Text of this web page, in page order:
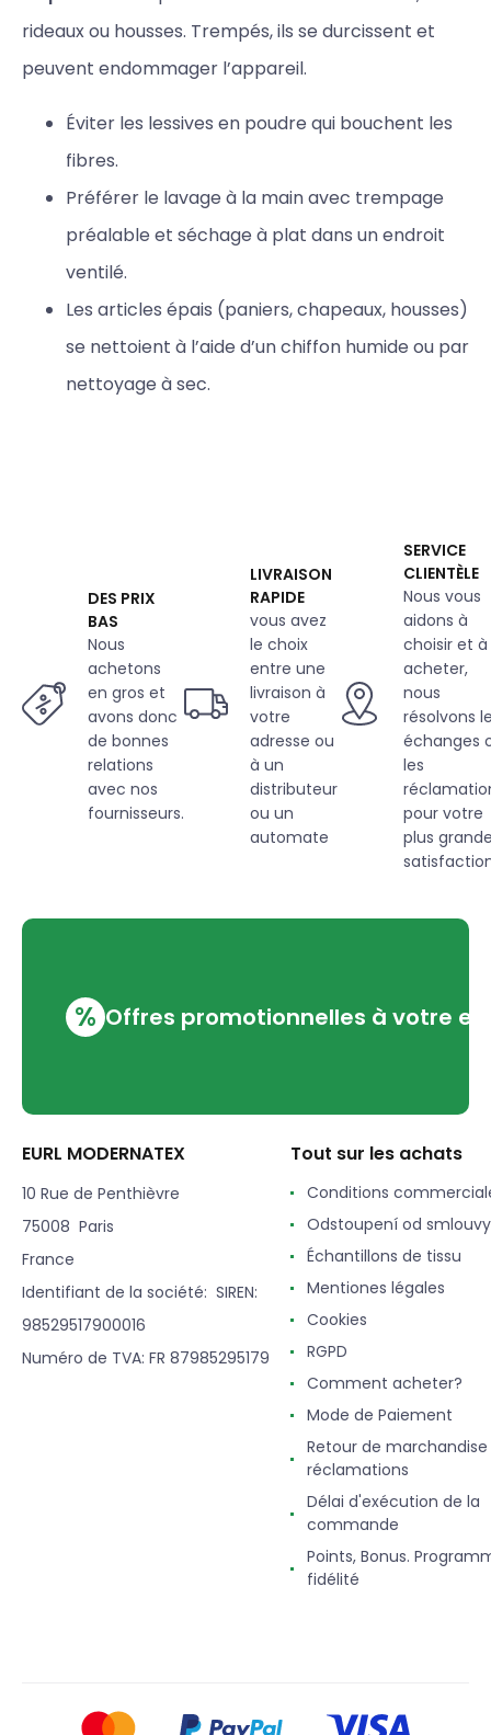
rideaux ou housses. Trempés, ils se durcissent et
peuvent endommager l’appareil.
Éviter les lessives en poudre qui bouchent les
fibres.
Préférer le lavage à la main avec trempage
préalable et séchage à plat dans un endroit
ventilé.
Les articles épais (paniers, chapeaux, housses)
se nettoient à l’aide d’un chiffon humide ou par
nettoyage à sec.
DES PRIX
BAS
Nous
achetons
en gros et
avons donc
de bonnes
relations
avec nos
fournisseurs.
LIVRAISON
RAPIDE
vous avez
le choix
entre une
livraison à
votre
adresse ou
à un
distributeur
ou un
automate
SERVICE
CLIENTÈLE
Nous vous
aidons à
choisir et à
acheter,
nous
résolvons
échanges
les
pour votre
plus
% Offres promotionnelles à votre
EURL MODERNATEX
10 Rue de Penthièvre
75008 Paris
France
Identifiant de la société: SIREN:
98529517900016
Numéro de TVA: FR 87985295179
Tout sur les achats
Conditions
Odstoupení od smlouvy
Échantillons de tissu
Mentiones légales
Cookies
RGPD
Comment acheter?
Mode de Paiement
Retour de
réclamations
Délai d'exécution de la
commande
Points, Bonus.
fidélité